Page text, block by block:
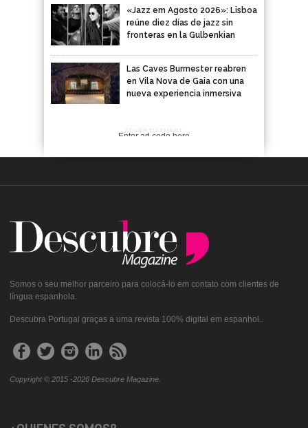
«Jazz em Agosto 2026»: Lisboa
reúne diez días de jazz sin
fronteras en la Gulbenkian
Las Caves Burmester reabren
en Vila Nova de Gaia con una
nueva experiencia inmersiva
ADVERTISEMENT
Enter ad code here
Somos o seu melhor parceiro para colocá-lo em contato com clientes de
língua espanhola.
Descubra Portugal graças a uma revista 100% digital em espanhol..
Copyright © 2015 -2026 Descubre Magazine.